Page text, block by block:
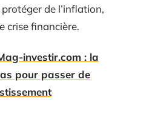
de l’inflation,
crise financière.
investir.com : la
pour passer de